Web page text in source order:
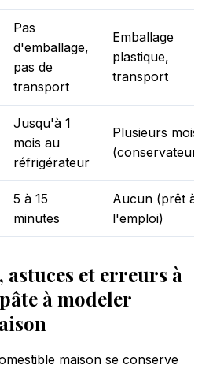
Pas
d'emballage,
pas de
transport
Emballage
plastique,
transport
Jusqu'à 1
mois au
réfrigérateur
Plusieurs mois
(conservateurs)
5 à 15
minutes
Aucun (prêt à
l'emploi)
astuces et erreurs à
à modeler
maison se conserve